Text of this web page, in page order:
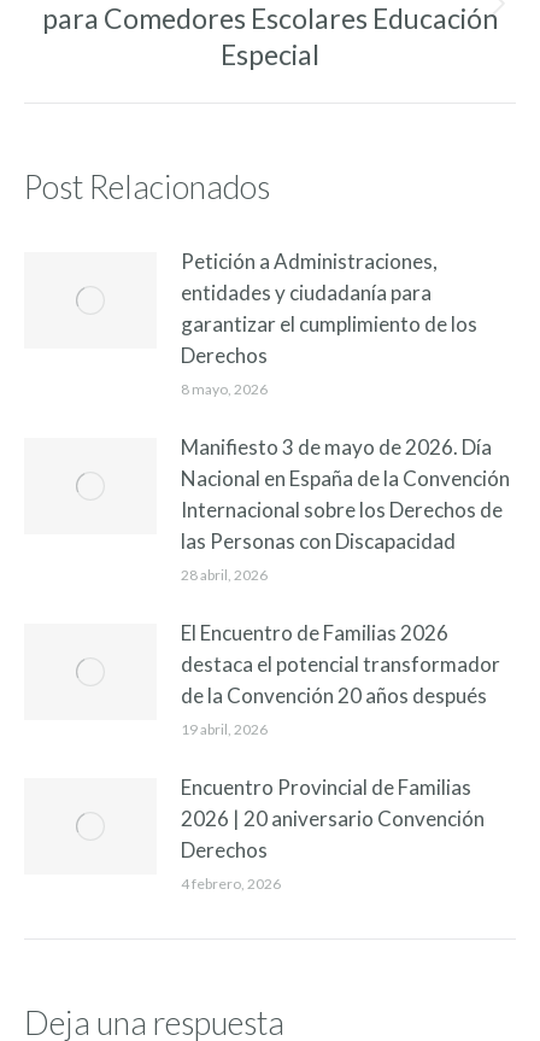
Entrada
siguiente:
para Comedores Escolares Educación
Especial
Post Relacionados
Petición a Administraciones,
entidades y ciudadanía para
garantizar el cumplimiento de los
Derechos
8 mayo, 2026
Manifiesto 3 de mayo de 2026. Día
Nacional en España de la Convención
Internacional sobre los Derechos de
las Personas con Discapacidad
28 abril, 2026
El Encuentro de Familias 2026
destaca el potencial transformador
de la Convención 20 años después
19 abril, 2026
Encuentro Provincial de Familias
2026 | 20 aniversario Convención
Derechos
4 febrero, 2026
Deja una respuesta